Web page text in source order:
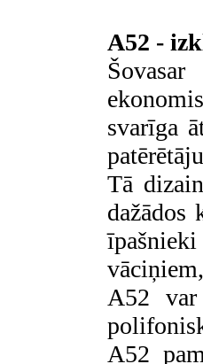
A52 -
svarīga
Tā
dažādos
A52 var
A52